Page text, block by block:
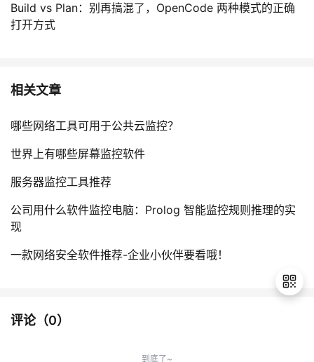
Build vs Plan：别再搞混了，OpenCode 两种模式的正确
打开方式
相关文章
哪些网络工具可用于公共云监控？
世界上有哪些屏幕监控软件
服务器监控工具推荐
公司用什么软件监控电脑：Prolog 智能监控规则推理的实
现
一款网络安全软件推荐-企业小伙伴要看哦！
评论（0）
到底了~